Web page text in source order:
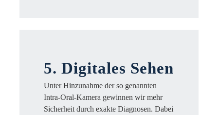
5. Digitales Sehen
Unter Hinzunahme der so genannten
Intra-Oral-Kamera gewinnen wir mehr
Sicherheit durch exakte Diagnosen. Dabei